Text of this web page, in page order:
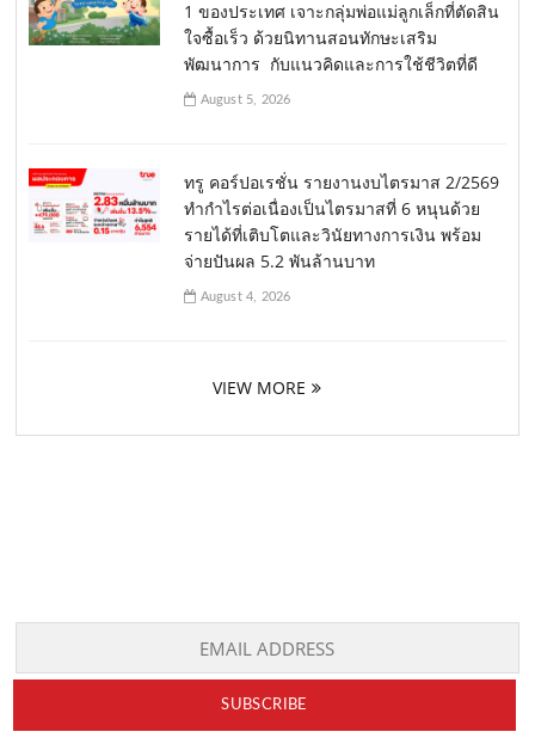
1 ของประเทศ เจาะกลุ่มพ่อแม่ลูกเล็กที่ตัดสิน
ใจซื้อเร็ว ด้วยนิทานสอนทักษะเสริม
พัฒนาการ กับแนวคิดและการใช้ชีวิตที่ดี
August 5, 2026
ทรู คอร์ปอเรชั่น รายงานงบไตรมาส 2/2569
ทำกำไรต่อเนื่องเป็นไตรมาสที่ 6 หนุนด้วย
รายได้ที่เติบโตและวินัยทางการเงิน พร้อม
จ่ายปันผล 5.2 พันล้านบาท
August 4, 2026
VIEW MORE